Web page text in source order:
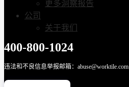
更多洞察报告
公司
关于我们
400-800-1024
违法和不良信息举报邮箱：abuse@worktile.com